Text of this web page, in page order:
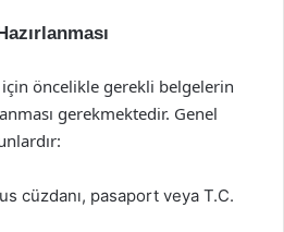
öncelikle gerekli belgelerin
gerekmektedir. Genel
cüzdanı, pasaport veya T.C.